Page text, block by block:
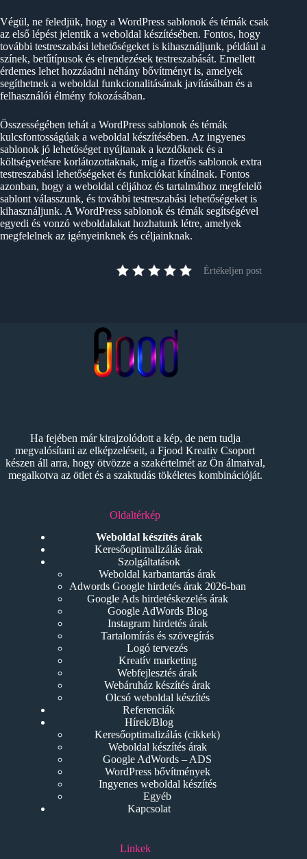
Végül, ne feledjük, hogy a WordPress sablonok és témák csak
az első lépést jelentik a weboldal készítésében. Fontos, hogy
további testreszabási lehetőségeket is kihasználjunk, például a
színek, betűtípusok és elrendezések testreszabását. Emellett
érdemes lehet hozzáadni néhány bővítményt is, amelyek
segíthetnek a weboldal funkcionalitásának javításában és a
felhasználói élmény fokozásában.
Összességében tehát a WordPress sablonok és témák
kulcsfontosságúak a weboldal készítésében. Az ingyenes
sablonok jó lehetőséget nyújtanak a kezdőknek és a
költségvetésre korlátozottaknak, míg a fizetős sablonok extra
testreszabási lehetőségeket és funkciókat kínálnak. Fontos
azonban, hogy a weboldal céljához és tartalmához megfelelő
sablont válasszunk, és további testreszabási lehetőségeket is
kihasználjunk. A WordPress sablonok és témák segítségével
egyedi és vonzó weboldalakat hozhatunk létre, amelyek
megfelelnek az igényeinknek és céljainknak.
Értékeljen post
Ha fejében már kirajzolódott a kép, de nem tudja
megvalósítani az elképzeléseit, a Fjood Kreativ Csoport
készen áll arra, hogy ötvözze a szakértelmét az Ön álmaival,
megalkotva az ötlet és a szaktudás tökéletes kombinációját.
Oldaltérkép
Weboldal készítés árak
Keresőoptimalizálás árak
Szolgáltatások
Weboldal karbantartás árak
Adwords Google hirdetés árak 2026-ban
Google Ads hirdetéskezelés árak
Google AdWords Blog
Instagram hirdetés árak
Tartalomírás és szövegírás
Logó tervezés
Kreatív marketing
Webfejlesztés árak
Webáruház készítés árak
Olcsó weboldal készítés
Referenciák
Hírek/Blog
Keresőoptimalizálás (cikkek)
Weboldal készítés árak
Google AdWords – ADS
WordPress bővítmények
Ingyenes weboldal készítés
Egyéb
Kapcsolat
Linkek